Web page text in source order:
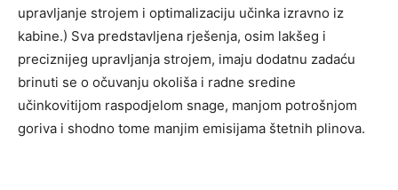
upravljanje strojem i optimalizaciju učinka izravno iz
kabine.) Sva predstavljena rješenja, osim lakšeg i
preciznijeg upravljanja strojem, imaju dodatnu zadaću
brinuti se o očuvanju okoliša i radne sredine
učinkovitijom raspodjelom snage, manjom potrošnjom
goriva i shodno tome manjim emisijama štetnih plinova.